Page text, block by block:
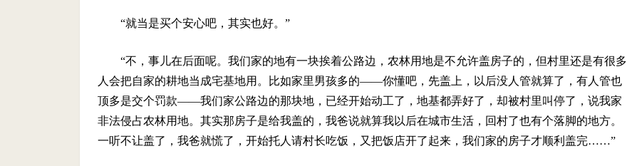
“就当是买个安心吧，其实也好。”
“不，事儿在后面呢。我们家的地有一块挨着公路边，农林用地是不允许盖房子的，但村里还是有很多
人会把自家的耕地当成宅基地用。比如家里男孩多的——你懂吧，先盖上，以后没人管就算了，有人管也
顶多是交个罚款——我们家公路边的那块地，已经开始动工了，地基都弄好了，却被村里叫停了，说我家
非法侵占农林用地。其实那房子是给我盖的，我爸说就算我以后在城市生活，回村了也有个落脚的地方。
一听不让盖了，我爸就慌了，开始托人请村长吃饭，又把饭店开了起来，我们家的房子才顺利盖完……”